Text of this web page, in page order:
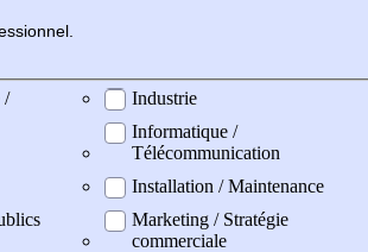
/
Industrie
Informatique /
Télécommunication
Installation / Maintenance
Marketing / Stratégie
commerciale